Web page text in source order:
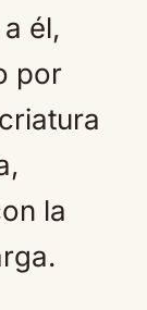
él,
por
la